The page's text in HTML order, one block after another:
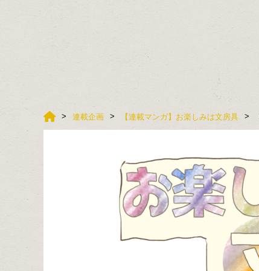
連載企画 【連載マンガ】お楽しみは文房具